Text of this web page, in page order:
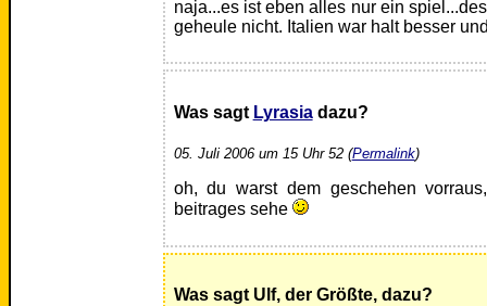
naja...es ist eben alles nur ein
geheule nicht. Italien war halt besser
Was sagt Lyrasiadazu?
05. Juli 2006 um 15 Uhr 52 (Permalink)
oh, du warst dem geschehen
beitrages sehe
Was sagt Ulf, der Größte, dazu?